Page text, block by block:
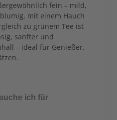
fein – mild,
mit einem Hauch
zu grünem Tee ist
sanfter und
– ideal für Genießer,
ich für